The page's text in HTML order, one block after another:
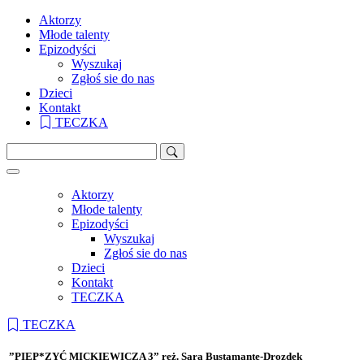
Aktorzy
Młode talenty
Epizodyści
Wyszukaj
Zgłoś sie do nas
Dzieci
Kontakt
TECZKA
Aktorzy
Młode talenty
Epizodyści
Wyszukaj
Zgłoś sie do nas
Dzieci
Kontakt
TECZKA
TECZKA
“PSOTY”
”PIEP*ZYĆ MICKIEWICZA 3” reż. Sara Bustamante-Drozdek
“DOM DOBRY” reż. Wojtek Smarzowski
“PIERNIKOWE SERCE” reż. Piotr Wereśniak
BAM – zwariowany serial komediowy